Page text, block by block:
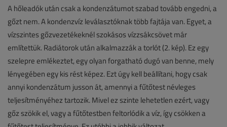
A hőleadók után csak a kondenzátumot szabad tovább engedni, a
gőzt nem. A kondenzvíz leválasztóknak több fajtája van. Egyet, a
vízszintes gőzvezetékeknél szokásos vízzsákcsövet már
említettük. Radiátorok után alkalmazzák a torlót (2. kép). Ez egy
szelepre emlékeztet, egy olyan forgatható dugó van benne, mely
lényegében egy kis rést képez. Ezt úgy kell beállítani, hogy csak
annyi kondenzátum jusson át, amennyi a fűtőtest névleges
teljesítményéhez tartozik. Mivel ez szinte lehetetlen ezért, vagy
gőz szökik el, vagy a fűtőtestben feltorlódik a víz, így csökken a